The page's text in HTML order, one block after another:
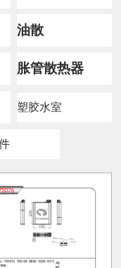
油散
胀管散热器
塑胶水室